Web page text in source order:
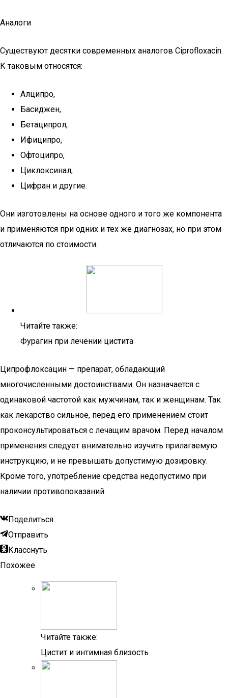
Аналоги
Существуют десятки современных аналогов Ciprofloxacin.
К таковым относятся:
Алципро,
Басиджен,
Бетаципрол,
Ифиципро,
Офтоципро,
Циклоксинал,
Цифран и другие.
Они изготовлены на основе одного и того же компонента
и применяются при одних и тех же диагнозах, но при этом
отличаются по стоимости.
Читайте также:
Фурагин при лечении цистита
Ципрофлоксацин — препарат, обладающий
многочисленными достоинствами. Он назначается с
одинаковой частотой как мужчинам, так и женщинам. Так
как лекарство сильное, перед его применением стоит
проконсультироваться с лечащим врачом. Перед началом
применения следует внимательно изучить прилагаемую
инструкцию, и не превышать допустимую дозировку.
Кроме того, употребление средства недопустимо при
наличии противопоказаний.
Поделиться
Отправить
Класснуть
Похожее
Читайте также:
Цистит и интимная близость